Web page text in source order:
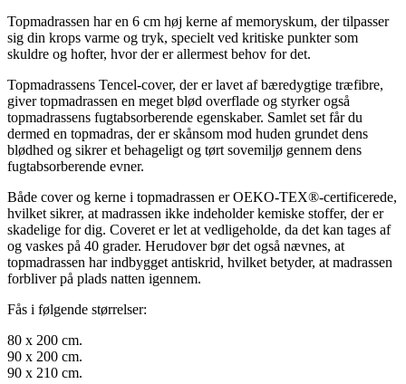
Topmadrassen har en 6 cm høj kerne af memoryskum, der tilpasser
sig din krops varme og tryk, specielt ved kritiske punkter som
skuldre og hofter, hvor der er allermest behov for det.
Topmadrassens Tencel-cover, der er lavet af bæredygtige træfibre,
giver topmadrassen en meget blød overflade og styrker også
topmadrassens fugtabsorberende egenskaber. Samlet set får du
dermed en topmadras, der er skånsom mod huden grundet dens
blødhed og sikrer et behageligt og tørt sovemiljø gennem dens
fugtabsorberende evner.
Både cover og kerne i topmadrassen er OEKO-TEX®-certificerede,
hvilket sikrer, at madrassen ikke indeholder kemiske stoffer, der er
skadelige for dig. Coveret er let at vedligeholde, da det kan tages af
og vaskes på 40 grader. Herudover bør det også nævnes, at
topmadrassen har indbygget antiskrid, hvilket betyder, at madrassen
forbliver på plads natten igennem.
Fås i følgende størrelser:
80 x 200 cm.
90 x 200 cm.
90 x 210 cm.